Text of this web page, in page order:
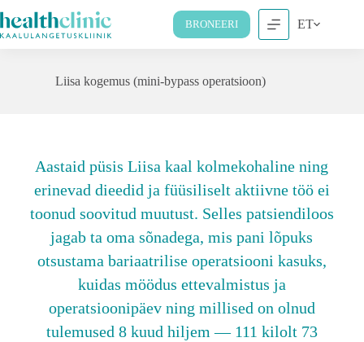
BRONEERI ET
Liisa kogemus (mini-bypass operatsioon)
Aastaid püsis Liisa kaal kolmekohaline ning
erinevad dieedid ja füüsiliselt aktiivne töö ei
toonud soovitud muutust. Selles patsiendiloos
jagab ta oma sõnadega, mis pani lõpuks
otsustama bariaatrilise operatsiooni kasuks,
kuidas möödus ettevalmistus ja
operatsioonipäev ning millised on olnud
tulemused 8 kuud hiljem — 111 kilolt 73